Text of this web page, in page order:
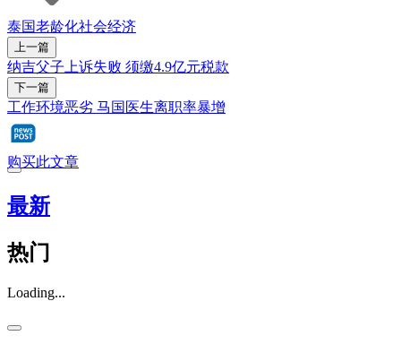
泰国老龄化社会经济
上一篇
纳吉父子上诉失败 须缴4.9亿元税款
下一篇
工作环境恶劣 马国医生离职率暴增
购买此文章
最新
热门
Loading...